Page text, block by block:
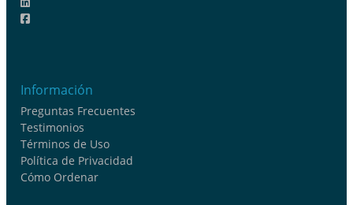
Información
Preguntas Frecuentes
Testimonios
Términos de Uso
Política de Privacidad
Cómo Ordenar